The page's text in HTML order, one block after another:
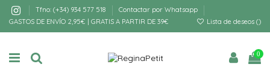
Tfno: (+34) 934 577 518
Contactar por Whatsapp
GASTOS DE ENVÍO 2,95€ | GRATIS A PARTIR DE 39€
Lista de deseos ()
0